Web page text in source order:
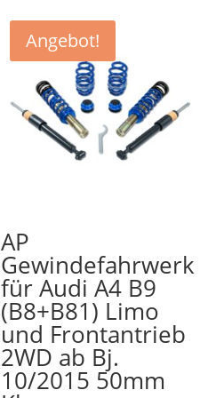
Angebot!
AP
Gewindefahrwerk
für Audi A4 B9
(B8+B81) Limo
und Frontantrieb
2WD ab Bj.
10/2015 50mm